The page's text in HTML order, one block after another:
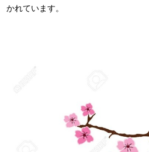
かれています。